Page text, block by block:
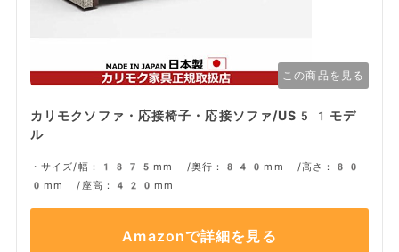
この商品を見る
カリモクソファ・応接椅子・応接ソファ/US51モデ
ル
・サイズ/幅：1875mm /奥行：840mm /高さ：80
0mm /座高：420mm
Amazonで詳細を見る